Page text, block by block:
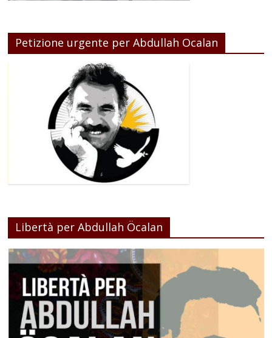
Petizione urgente per Abdullah Ocalan
Libertà per Abdullah Öcalan